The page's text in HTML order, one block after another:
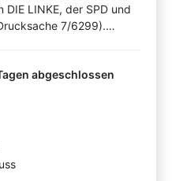
LINKE, der SPD und
7/6299).
können Sie Einfluss
Gesichtspunkte
Auskunftspersonen
eingereichten
abgeschlossen